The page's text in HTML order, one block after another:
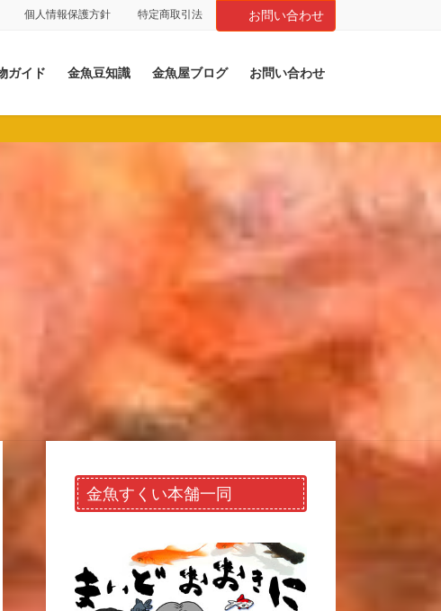
個人情報保護方針 特定商取引法 お問い合わせ
ガイド 金魚豆知識 金魚屋ブログ お問い合わせ
金魚すくい本舗一同